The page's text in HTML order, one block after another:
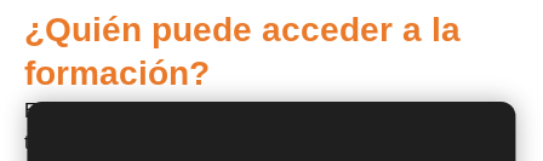
¿Quién puede acceder a la
formación?
El CURSO DE LEAN MANUFACTURING está dirigido a
titulados y estudiantes de enseñanzas técnicas de